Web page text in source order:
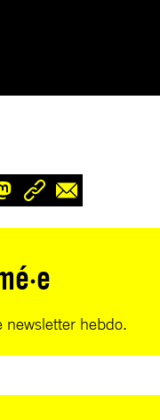
newsletter hebdo.